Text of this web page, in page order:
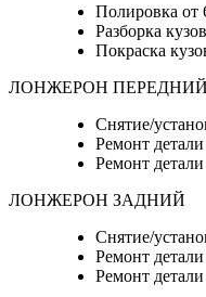
Полировка от
Разборка
Покраска
ЛОНЖЕРОН ПЕРЕДНИЙ
Снятие/
Ремонт
Ремонт
ЛОНЖЕРОН ЗАДНИЙ
Снятие/
Ремонт
Ремонт